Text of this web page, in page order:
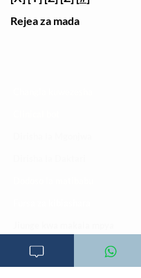
Rejea za mada
Kuhusu ULY CLINIC
Kamusi ya ULY CLINIC